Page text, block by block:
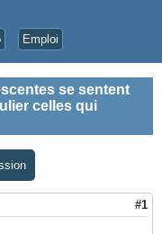
Emploi
se sentent
celles qui
#1